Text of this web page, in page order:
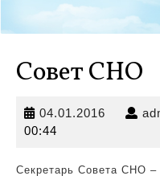
Совет СНО
04.01.2016
00:44
Секретарь Совета СНО –